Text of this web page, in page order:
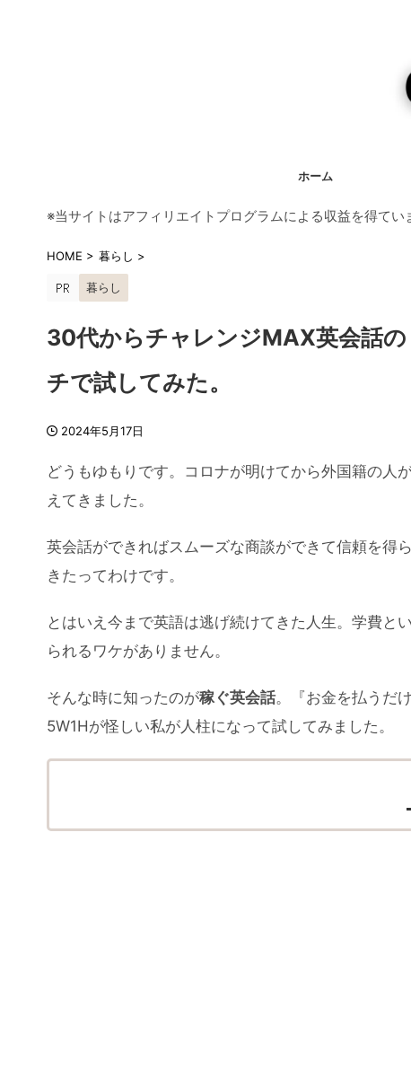
ホーム
※当サイトはアフィリエイトプログラムによる収益を得てい
HOME > 暮らし >
暮らし
30代からチャレンジMAX英会話
チで試してみた。
2024年5月17日
どうもゆもりです。コロナが明けてから外国籍の人
えてきました。
英会話ができればスムーズな商談ができて信頼を得
きたってわけです。
とはいえ今まで英語は逃げ続けてきた人生。学費と
られるワケがありません。
そんな時に知ったのが稼ぐ英会話。『お金を払うだ
5W1Hが怪しい私が人柱になって試してみました。